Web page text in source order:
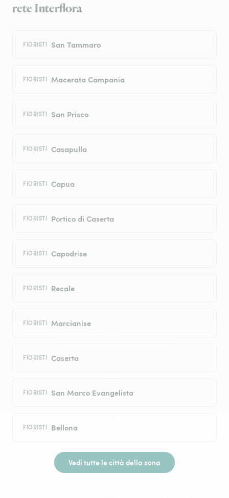
rete Interflora
FIORISTI San Tammaro
FIORISTI Macerata Campania
FIORISTI San Prisco
FIORISTI Casapulla
FIORISTI Capua
FIORISTI Portico di Caserta
FIORISTI Capodrise
FIORISTI Recale
FIORISTI Marcianise
FIORISTI Caserta
FIORISTI San Marco Evangelista
FIORISTI Bellona
Vedi tutte le città della zona